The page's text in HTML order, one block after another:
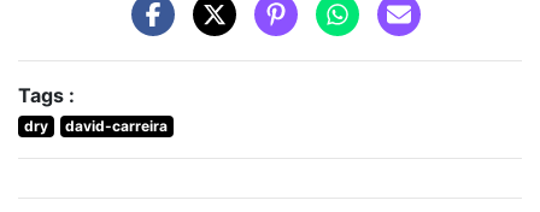
Tags :
dry david-carreira